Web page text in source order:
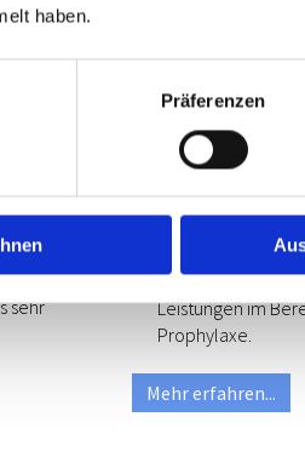
haben.
Präferenzen
in
sehr
Leistungen
Hier erhalten Sie
Leistungen im
Prophylaxe.
Mehr erfahren...